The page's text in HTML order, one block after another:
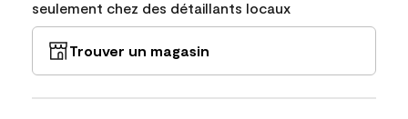
seulement chez des détaillants locaux
Trouver un magasin